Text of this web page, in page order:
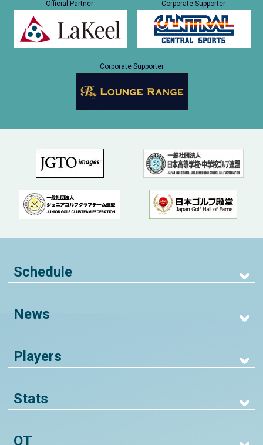
Official Partner Corporate Supporter
Corporate Supporter
Schedule
News
Players
Stats
QT